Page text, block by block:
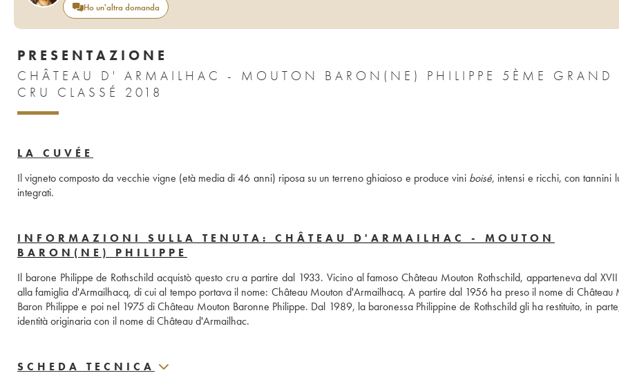
Ho un'altra domanda
PRESENTAZIONE
CHÂTEAU D' ARMAILHAC - MOUTON BARON(NE) PHILIPPE 5ÈME GRAND
CRU CLASSÉ 2018
LA CUVÉE
Il vigneto composto da vecchie vigne (età media di 46 anni) riposa su un terreno ghiaioso e produce vini boisé, intensi e ricchi, con tannini
integrati.
INFORMAZIONI SULLA TENUTA: CHÂTEAU D'ARMAILHAC - MOUTON
BARON(NE) PHILIPPE
Il barone Philippe de Rothschild acquistò questo cru a partire dal 1933. Vicino al famoso Château Mouton Rothschild, apparteneva dal
alla famiglia d'Armailhacq, di cui al tempo portava il nome: Château Mouton d'Armailhacq. A partire dal 1956 ha preso il nome di Château
Baron Philippe e poi nel 1975 di Château Mouton Baronne Philippe. Dal 1989, la baronessa Philippine de Rothschild gli ha restituito, in
identità originaria con il nome di Château d'Armailhac.
SCHEDA TECNICA